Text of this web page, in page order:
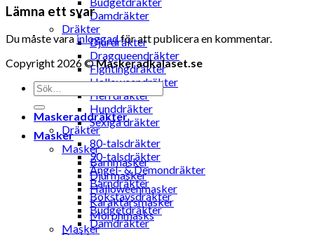
Damdräkter
Dräkter
Djurdräkter
Dragqueendräkter
Fightingdräkter
Halloweendräkter
Herrdräkter
Hunddräkter
Sexiga dräkter
Masker
Masker
Barnmasker
Djurmasker
Halloweenmasker
Karaktärsmasker
Morphmasks
Masker
Lämna ett svar
Du måste varainloggadför att publicera en kommentar.
Copyright 2026 ©Maskeradkalaset.se
Sök
efter:
Maskeraddräkter
Dräkter
80-talsdräkter
90-talsdräkter
Ängel- & Demondräkter
Barndräkter
Bokstavsdräkter
Budgetdräkter
Damdräkter